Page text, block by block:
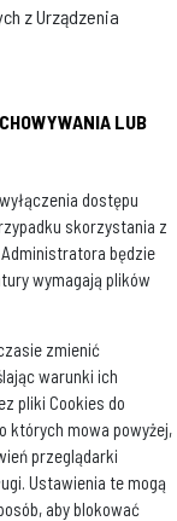
z Urządzenia
LUB
dostępu
skorzystania z
będzie
wymagają plików
zmienić
warunki ich
pliki Cookies do
których mowa powyżej,
przeglądarki
Ustawienia te mogą
aby blokować